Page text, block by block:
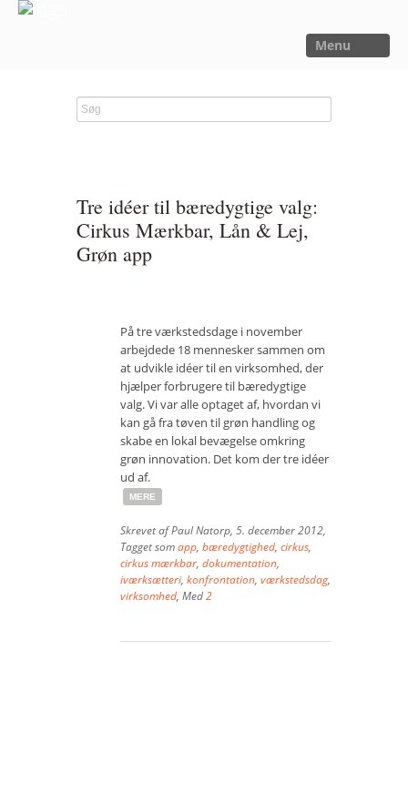
Menu
Politikker og vedtægter
Tre idéer til bæredygtige valg:
Cirkus Mærkbar, Lån & Lej,
Grøn app
På tre værkstedsdage i november
arbejdede 18 mennesker sammen om
at udvikle idéer til en virksomhed, der
hjælper forbrugere til bæredygtige
valg. Vi var alle optaget af, hvordan vi
kan gå fra tøven til grøn handling og
skabe en lokal bevægelse omkring
grøn innovation. Det kom der tre idéer
ud af.
MERE
Skrevet afPaul Natorp, 5. december 2012,
Tagget somapp, bæredygtighed, cirkus,
cirkus mærkbar, dokumentation,
iværksætteri, konfrontation, værkstedsdag,
virksomhed, Med2